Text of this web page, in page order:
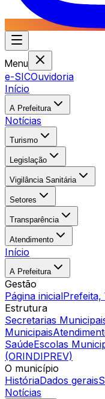
Menu
e-SICOuvidoria
Início
A Prefeitura
Notícias
Turismo
Legislação
Vigilância Sanitária
Setores
Transparência
Atendimento
Início
A Prefeitura
Gestão
Página inicialPrefeita,
Estrutura
Secretarias
Municipais
SaúdeEscolas
(ORINDIPREV)
O município
HistóriaDados gerais
Notícias